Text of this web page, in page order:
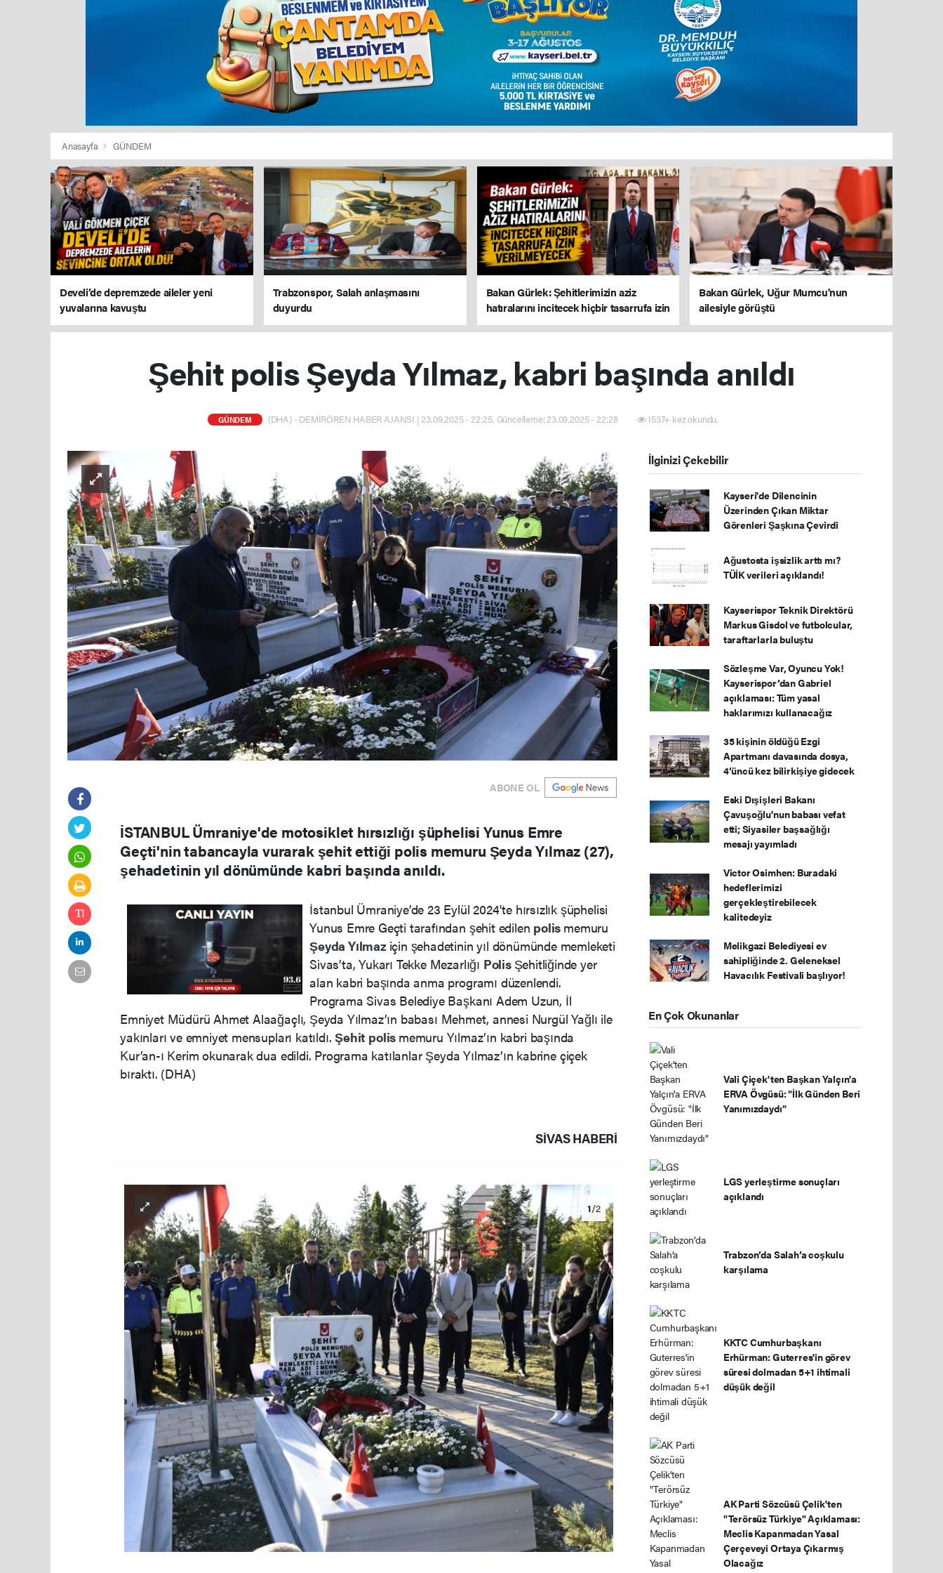
Anasayfa GÜNDEM
Develi’de depremzede aileler yeni
yuvalarına kavuştu
Trabzonspor, Salah anlaşmasını
duyurdu
Bakan Gürlek: Şehitlerimizin aziz
hatıralarını incitecek hiçbir tasarrufa izin
verilmeyecek
Bakan Gürlek, Uğur Mumcu'nun
ailesiyle görüştü
Şehit polis Şeyda Yılmaz, kabri başında anıldı
GÜNDEM (DHA) - DEMİRÖREN HABER AJANSI | 23.09.2025 - 22:25, Güncelleme: 23.09.2025 - 22:28 1537+ kez okundu.
ABONE OL
İSTANBUL Ümraniye'de motosiklet hırsızlığı şüphelisi Yunus Emre
Geçti'nin tabancayla vurarak şehit ettiği polis memuru Şeyda Yılmaz (27),
şehadetinin yıl dönümünde kabri başında anıldı.
İstanbul Ümraniye’de 23 Eylül 2024'te hırsızlık şüphelisi
Yunus Emre Geçti tarafından şehit edilen polis memuru
Şeyda Yılmaz için şehadetinin yıl dönümünde memleketi
Sivas’ta, Yukarı Tekke Mezarlığı Polis Şehitliğinde yer
alan kabri başında anma programı düzenlendi.
Programa Sivas Belediye Başkanı Adem Uzun, İl
Emniyet Müdürü Ahmet Alaağaçlı, Şeyda Yılmaz’ın babası Mehmet, annesi Nurgül Yağlı ile
yakınları ve emniyet mensupları katıldı.Şehit polis memuru Yılmaz’ın kabri başında
Kur’an-ı Kerim okunarak dua edildi. Programa katılanlar Şeyda Yılmaz’ın kabrine çiçek
bıraktı. (DHA)
SIVAS HABERİ
1/2
İlginizi Çekebilir
Kayseri'de Dilencinin
Üzerinden Çıkan Miktar
Görenleri Şaşkına Çevirdi
Ağustosta işsizlik arttı mı?
TÜİK verileri açıklandı!
Kayserispor Teknik Direktörü
Markus Gisdol ve futbolcular,
taraftarlarla buluştu
Sözleşme Var, Oyuncu Yok!
Kayserispor’dan Gabriel
açıklaması: Tüm yasal
haklarımızı kullanacağız
35 kişinin öldüğü Ezgi
Apartmanı davasında dosya,
4’üncü kez bilirkişiye gidecek
Eski Dışişleri Bakanı
Çavuşoğlu'nun babası vefat
etti; Siyasiler başsağlığı
mesajı yayımladı
Victor Osimhen: Buradaki
hedeflerimizi
gerçekleştirebilecek
kalitedeyiz
Melikgazi Belediyesi ev
sahipliğinde 2. Geleneksel
Havacılık Festivali başlıyor!
En Çok Okunanlar
Vali Çiçek'ten Başkan Yalçın'a
ERVA Övgüsü: "İlk Günden Beri
Yanımızdaydı"
LGS yerleştirme sonuçları
açıklandı
Trabzon’da Salah’a coşkulu
karşılama
KKTC Cumhurbaşkanı
Erhürman: Guterres'in görev
süresi dolmadan 5+1 ihtimali
düşük değil
AK Parti Sözcüsü Çelik'ten
"Terörsüz Türkiye" Açıklaması:
Meclis Kapanmadan Yasal
Çerçeveyi Ortaya Çıkarmış
Olacağız